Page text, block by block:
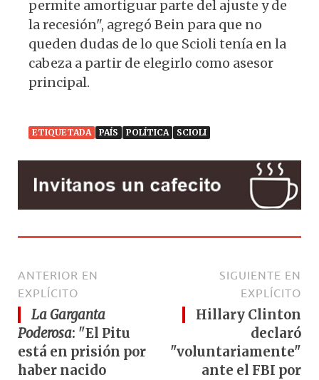
permite amortiguar parte del ajuste y de
la recesión", agregó Bein para que no
queden dudas de lo que Scioli tenía en la
cabeza a partir de elegirlo como asesor
principal.
ETIQUETADA PAÍS POLÍTICA SCIOLI
ANTERIOR EN
EXPLÍCITO
La Garganta
Poderosa: "El Pitu
está en prisión por
haber nacido
SIGUIENTE EN
EXPLÍCITO
Hillary Clinton
declaró
"voluntariamente"
ante el FBI por